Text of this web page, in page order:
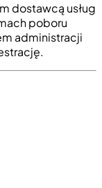
dostawcą usług
poboru
administracji